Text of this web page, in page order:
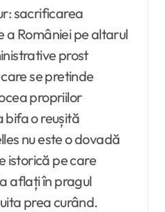
sacrificarea
a României pe altarul
prost
se pretinde
propriilor
bifa o reușită
nu este o dovadă
istorică pe care
aflați în pragul
prea curând.